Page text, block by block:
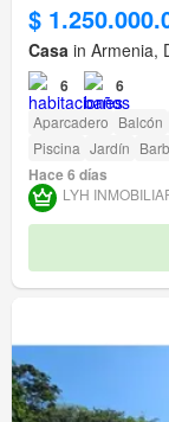
$
Casa in Armenia,
6 6
Aparcadero Balcón
Piscina Jardín
Hace 6 días
LYH